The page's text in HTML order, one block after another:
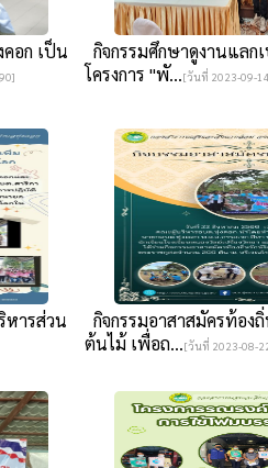
อก เป็น
กิจกรรมศึกษาดูงานแลก
โครงการ "พั...[วันที่ 2023-09-
หารส่วน
กิจกรรมอาสาสมัครท้อง
ต้นไม้ เพื่อถ...[วันที่ 2023-08-